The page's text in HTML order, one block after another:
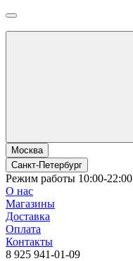
Москва
Санкт-Петербург
Режим работы 10:00-22:00
О нас
Магазины
Доставка
Оплата
Контакты
8 925 941-01-09